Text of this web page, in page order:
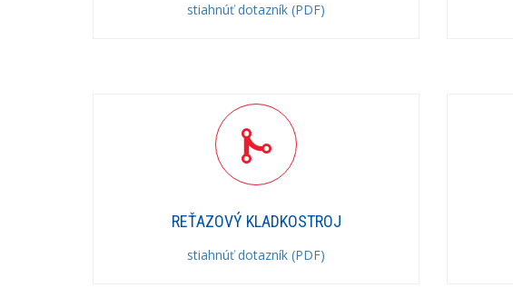
stiahnúť dotazník (PDF)
REŤAZOVÝ KLADKOSTROJ
stiahnúť dotazník (PDF)